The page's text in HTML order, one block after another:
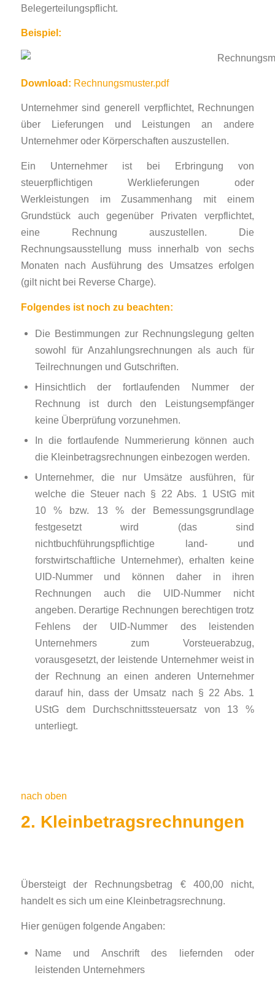
Belegerteilungspflicht.
Beispiel:
Download: Rechnungsmuster.pdf
Unternehmer sind generell verpflichtet, Rechnungen
über Lieferungen und Leistungen an andere
Unternehmer oder Körperschaften auszustellen.
Ein Unternehmer ist bei Erbringung von
steuerpflichtigen Werklieferungen oder
Werkleistungen im Zusammenhang mit einem
Grundstück auch gegenüber Privaten verpflichtet,
eine Rechnung auszustellen. Die
Rechnungsausstellung muss innerhalb von sechs
Monaten nach Ausführung des Umsatzes erfolgen
(gilt nicht bei Reverse Charge).
Folgendes ist noch zu beachten:
Die Bestimmungen zur Rechnungslegung gelten
sowohl für Anzahlungsrechnungen als auch für
Teilrechnungen und Gutschriften.
Hinsichtlich der fortlaufenden Nummer der
Rechnung ist durch den Leistungsempfänger
keine Überprüfung vorzunehmen.
In die fortlaufende Nummerierung können auch
die Kleinbetragsrechnungen einbezogen werden.
Unternehmer, die nur Umsätze ausführen, für
welche die Steuer nach § 22 Abs. 1 UStG mit
10 % bzw. 13 % der Bemessungsgrundlage
festgesetzt wird (das sind
nichtbuchführungspflichtige land- und
forstwirtschaftliche Unternehmer), erhalten keine
UID-Nummer und können daher in ihren
Rechnungen auch die UID-Nummer nicht
angeben. Derartige Rechnungen berechtigen trotz
Fehlens der UID-Nummer des leistenden
Unternehmers zum Vorsteuerabzug,
vorausgesetzt, der leistende Unternehmer weist in
der Rechnung an einen anderen Unternehmer
darauf hin, dass der Umsatz nach § 22 Abs. 1
UStG dem Durchschnittssteuersatz von 13 %
unterliegt.
nach oben
2. Kleinbetragsrechnungen
Übersteigt der Rechnungsbetrag € 400,00 nicht,
handelt es sich um eine Kleinbetragsrechnung.
Hier genügen folgende Angaben:
Name und Anschrift des liefernden oder
leistenden Unternehmers